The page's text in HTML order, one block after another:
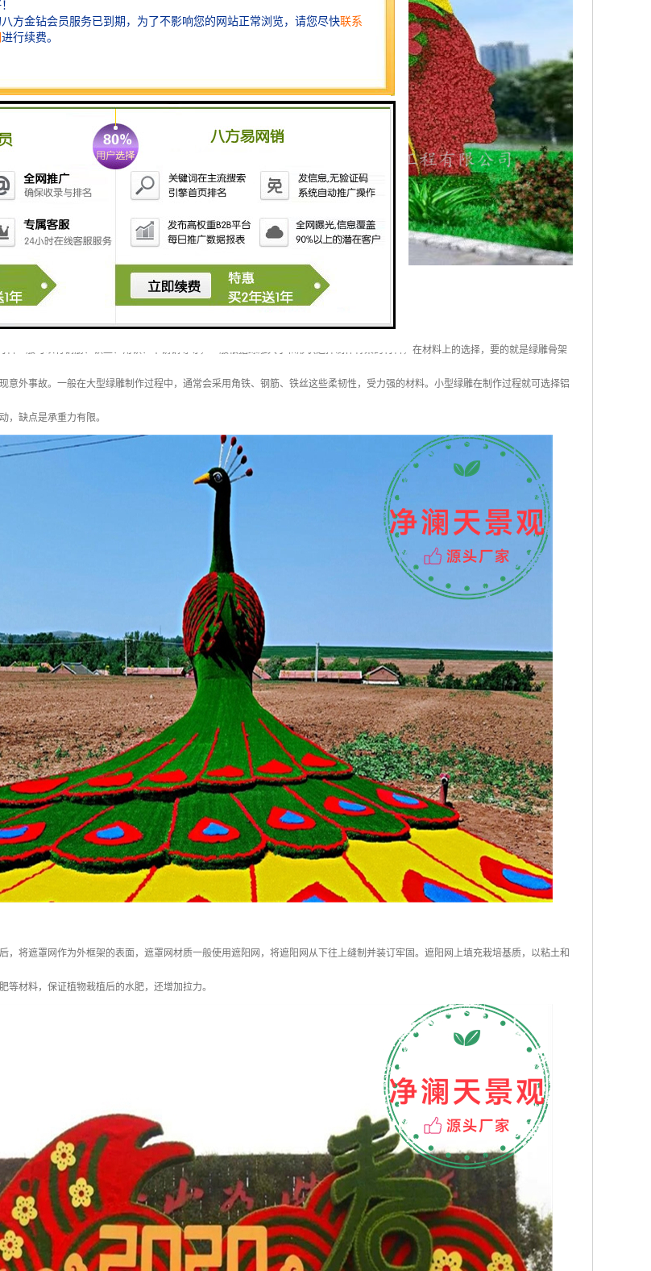
料一般可以有钢筋、铁丝、角铁、不锈钢等等，一般根据绿雕大小和形状选择制作骨架的材料，在材料上的选择，要的就是绿雕骨架
意外事故。一般在大型绿雕制作过程中，通常会采用角铁、钢筋、铁丝这些柔韧性，受力强的材料。小型绿雕在制作过程就可选择铝
，缺点是承重力有限。
，将遮罩网作为外框架的表面，遮罩网材质一般使用遮阳网，将遮阳网从下往上缝制并装订牢固。遮阳网上填充栽培基质，以粘土和
等材料，保证植物栽植后的水肥，还增加拉力。